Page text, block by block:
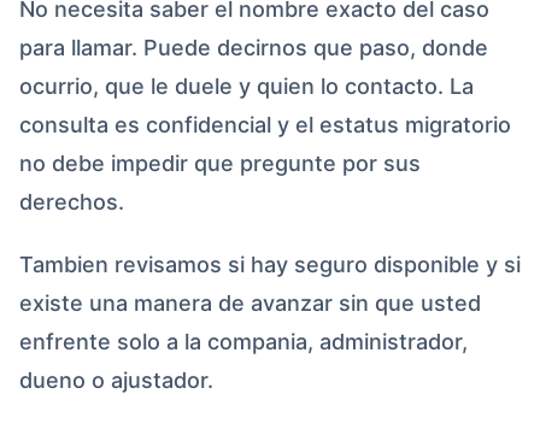
No necesita saber el nombre exacto del caso
para llamar. Puede decirnos que paso, donde
ocurrio, que le duele y quien lo contacto. La
consulta es confidencial y el estatus migratorio
no debe impedir que pregunte por sus
derechos.
Tambien revisamos si hay seguro disponible y si
existe una manera de avanzar sin que usted
enfrente solo a la compania, administrador,
dueno o ajustador.